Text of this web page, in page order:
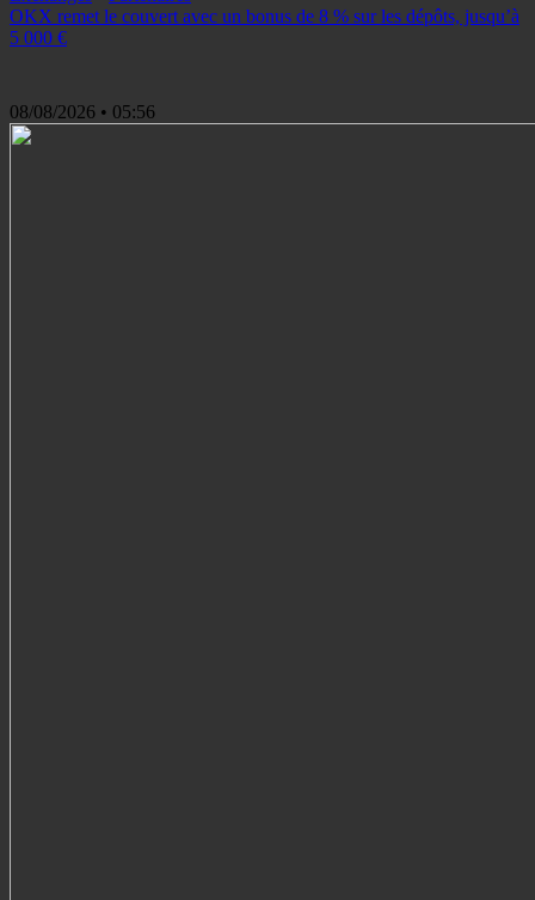
OKX remet le couvert avec un bonus de 8 % sur les dépôts, jusqu’à
5 000 €
08/08/2026 • 05:56